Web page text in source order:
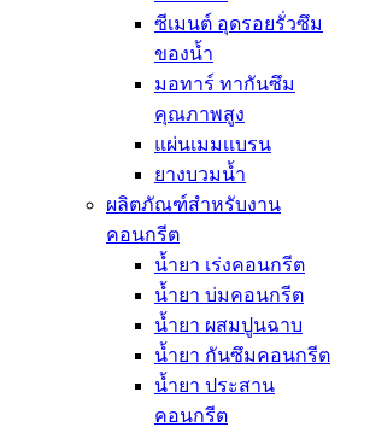
ซีเมนต์ อุดรอยรั่วซึม
ของน้ำ
มอทาร์ ทากันซึม
คุณภาพสูง
แผ่นเมมเเบรน
ยางบวมน้ำ
ผลิตภัณฑ์สำหรับงาน
คอนกรีต
น้ำยา เร่งคอนกรีต
น้ำยา บ่มคอนกรีต
น้ำยา ผสมปูนฉาบ
น้ำยา กันซึมคอนกรีต
น้ำยา ประสาน
คอนกรีต